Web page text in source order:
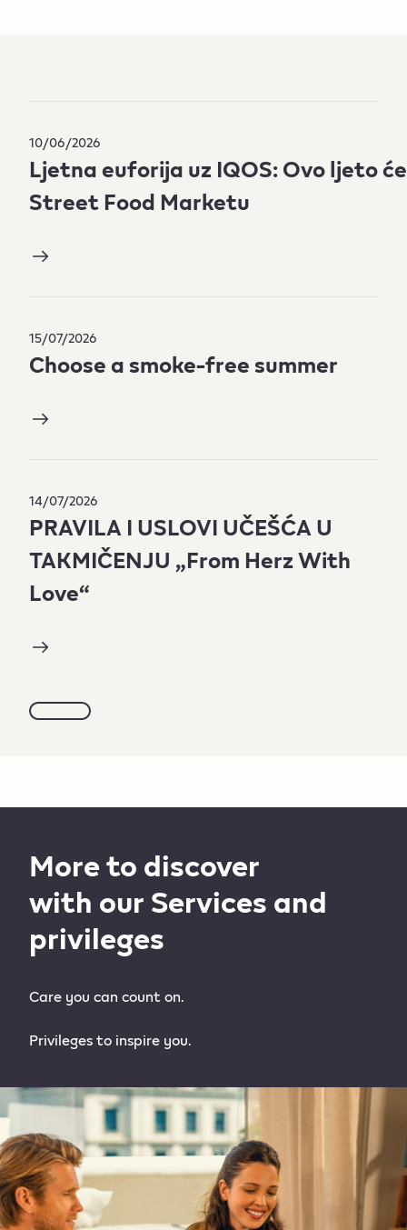
10/06/2026
Ljetna euforija uz IQOS: Ovo ljeto
Street Food Marketu
15/07/2026
Choose a smoke-free summer
14/07/2026
PRAVILA I USLOVI UČEŠĆA U
TAKMIČENJU „From Herz With
Love“
More to discover
with our Services and
privileges ​
Care you can count on.
Privileges to inspire you.​